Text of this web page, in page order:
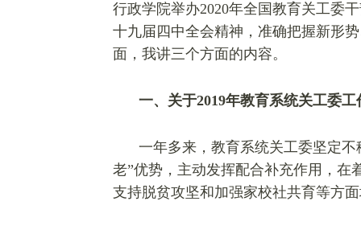
行政学院举办2020年全国教育关工委
十九届四中全会精神，准确把握新形
面，我讲三个方面的内容。
一、关于2019年教育系统关工委工
一年多来，教育系统关工委坚定
老”优势，主动发挥配合补充作用，在
支持脱贫攻坚和加强家校社共育等方